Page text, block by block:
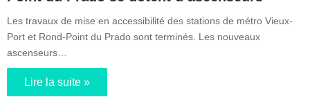
Les travaux de mise en accessibilité des stations de métro Vieux-
Port et Rond-Point du Prado sont terminés. Les nouveaux
ascenseurs…
Lire la suite »